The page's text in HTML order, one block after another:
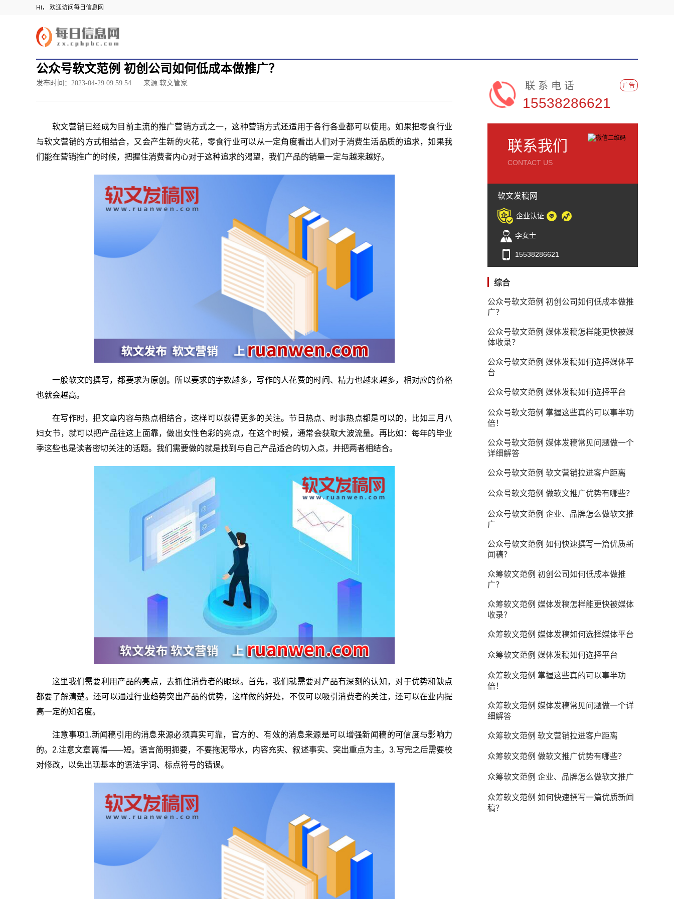
Hi， 欢迎访问每日信息网
公众号软文范例 初创公司如何低成本做推广？
发布时间：2023-04-29 09:59:54 来源:软文管家
软文营销已经成为目前主流的推广营销方式之一，这种营销方式还适用于各行各业都可以使用。如果把零食行业
与软文营销的方式相结合，又会产生新的火花，零食行业可以从一定角度看出人们对于消费生活品质的追求，如果我
们能在营销推广的时候，把握住消费者内心对于这种追求的渴望，我们产品的销量一定与越来越好。
一般软文的撰写，都要求为原创。所以要求的字数越多，写作的人花费的时间、精力也越来越多，相对应的价格
也就会越高。
在写作时，把文章内容与热点相结合，这样可以获得更多的关注。节日热点、时事热点都是可以的，比如三月八
妇女节，就可以把产品往这上面靠，做出女性色彩的亮点，在这个时候，通常会获取大波流量。再比如：每年的毕业
季这些也是读者密切关注的话题。我们需要做的就是找到与自己产品适合的切入点，并把两者相结合。
这里我们需要利用产品的亮点，去抓住消费者的眼球。首先，我们就需要对产品有深刻的认知，对于优势和缺点
都要了解清楚。还可以通过行业趋势突出产品的优势，这样做的好处，不仅可以吸引消费者的关注，还可以在业内提
高一定的知名度。
注意事项1.新闻稿引用的消息来源必须真实可靠，官方的、有效的消息来源是可以增强新闻稿的可信度与影响力
的。2.注意文章篇幅——短。语言简明扼要，不要拖泥带水，内容充实、叙述事实、突出重点为主。3.写完之后需要校
对修改，以免出现基本的语法字词、标点符号的错误。
联系电话
15538286621
广告
联系我们
CONTACT US
软文发稿网
企业认证
李女士
15538286621
综合
公众号软文范例 初创公司如何低成本做推
广？
公众号软文范例 媒体发稿怎样能更快被媒
体收录？
公众号软文范例 媒体发稿如何选择媒体平
台
公众号软文范例 媒体发稿如何选择平台
公众号软文范例 掌握这些真的可以事半功
倍！
公众号软文范例 媒体发稿常见问题做一个
详细解答
公众号软文范例 软文营销拉进客户距离
公众号软文范例 做软文推广优势有哪些？
公众号软文范例 企业、品牌怎么做软文推
广
公众号软文范例 如何快速撰写一篇优质新
闻稿？
众筹软文范例 初创公司如何低成本做推
广？
众筹软文范例 媒体发稿怎样能更快被媒体
收录？
众筹软文范例 媒体发稿如何选择媒体平台
众筹软文范例 媒体发稿如何选择平台
众筹软文范例 掌握这些真的可以事半功
倍！
众筹软文范例 媒体发稿常见问题做一个详
细解答
众筹软文范例 软文营销拉进客户距离
众筹软文范例 做软文推广优势有哪些？
众筹软文范例 企业、品牌怎么做软文推广
众筹软文范例 如何快速撰写一篇优质新闻
稿？